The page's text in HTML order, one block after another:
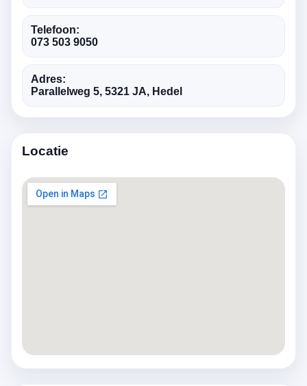
Telefoon:
073 503 9050
Adres:
Parallelweg 5, 5321 JA, Hedel
Locatie